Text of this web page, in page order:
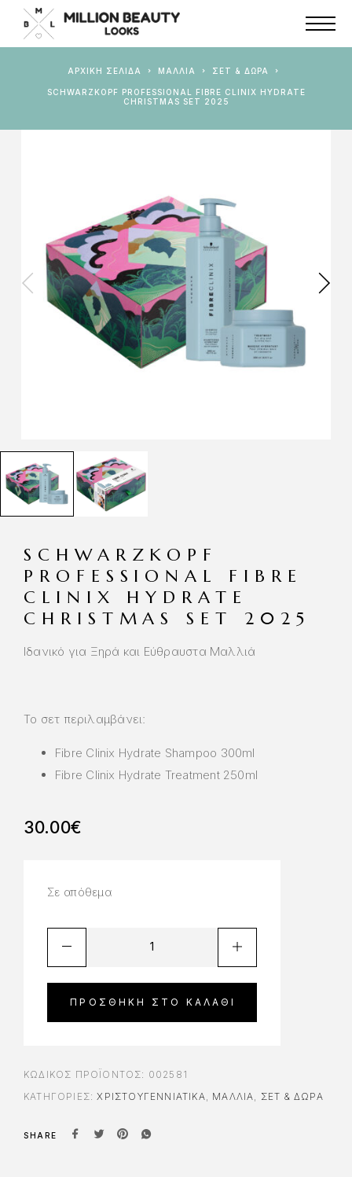
ΑΡΧΙΚΉ ΣΕΛΊΔΑ ΜΑΛΛΙΑ ΣΕΤ & ΔΏΡΑ
SCHWARZKOPF PROFESSIONAL FIBRE CLINIX HYDRATE
CHRISTMAS SET 2025
SCHWARZKOPF
PROFESSIONAL FIBRE
CLINIX HYDRATE
CHRISTMAS SET 2025
Ιδανικό για Ξηρά και Εύθραυστα Μαλλιά
Το σετ περιλαμβάνει:
Fibre Clinix Hydrate Shampoo 300ml
Fibre Clinix Hydrate Treatment 250ml
30.00€
Σε απόθεμα
ΠΡΟΣΘΉΚΗ ΣΤΟ ΚΑΛΆΘΙ
ΚΩΔΙΚΌΣ ΠΡΟΪΌΝΤΟΣ: 002581
ΚΑΤΗΓΟΡΊΕΣ:ΧΡΙΣΤΟΥΓΕΝΝΙΆΤΙΚΑ ΜΑΛΛΙΑ ΣΕΤ & ΔΏΡΑ
SHARE